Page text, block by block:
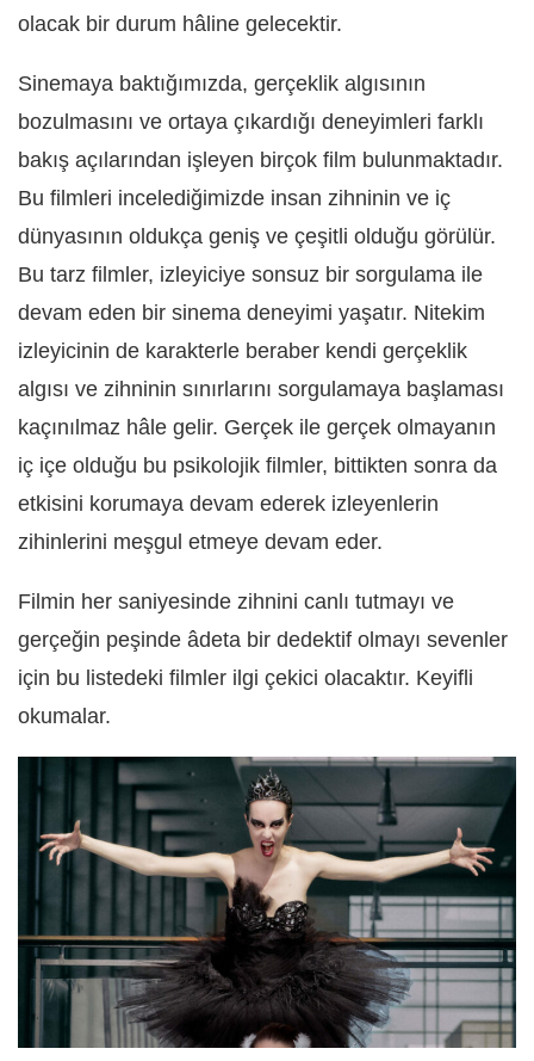
olacak bir durum hâline gelecektir.
Sinemaya baktığımızda, gerçeklik algısının
bozulmasını ve ortaya çıkardığı deneyimleri farklı
bakış açılarından işleyen birçok film bulunmaktadır.
Bu filmleri incelediğimizde insan zihninin ve iç
dünyasının oldukça geniş ve çeşitli olduğu görülür.
Bu tarz filmler, izleyiciye sonsuz bir sorgulama ile
devam eden bir sinema deneyimi yaşatır. Nitekim
izleyicinin de karakterle beraber kendi gerçeklik
algısı ve zihninin sınırlarını sorgulamaya başlaması
kaçınılmaz hâle gelir. Gerçek ile gerçek olmayanın
iç içe olduğu bu psikolojik filmler, bittikten sonra da
etkisini korumaya devam ederek izleyenlerin
zihinlerini meşgul etmeye devam eder.
Filmin her saniyesinde zihnini canlı tutmayı ve
gerçeğin peşinde âdeta bir dedektif olmayı sevenler
için bu listedeki filmler ilgi çekici olacaktır. Keyifli
okumalar.